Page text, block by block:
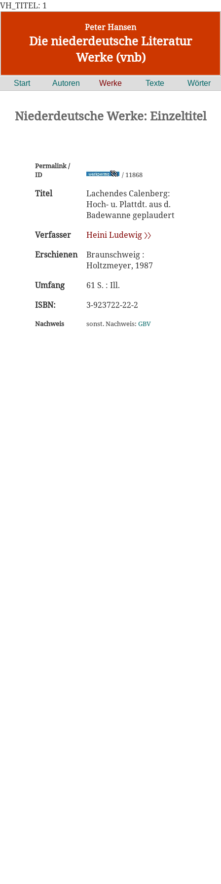
VH_TITEL: 1
Peter Hansen
Die niederdeutsche Literatur
Werke (vnb)
Start Autoren Werke Texte Wörter
Niederdeutsche Werke: Einzeltitel
Permalink /
ID
/ 11868
Titel
Lachendes Calenberg:
Hoch- u. Plattdt. aus d.
Badewanne geplaudert
Verfasser
Heini Ludewig 〉〉
Erschienen
Braunschweig :
Holtzmeyer, 1987
Umfang
61 S. : Ill.
ISBN:
3-923722-22-2
Nachweis sonst. Nachweis: GBV